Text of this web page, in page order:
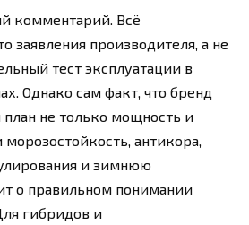
комментарий. Всё
заявления производителя, а не
тест эксплуатации в
Однако сам факт, что бренд
не только мощность и
морозостойкость, антикора,
и зимнюю
о правильном понимании
гибридов и